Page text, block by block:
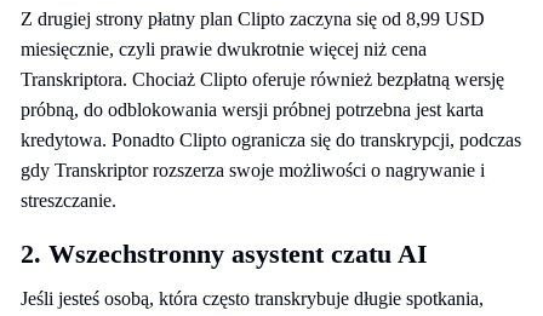
Z drugiej strony płatny plan Clipto zaczyna się od 8,99 USD
miesięcznie, czyli prawie dwukrotnie więcej niż cena
Transkriptora. Chociaż Clipto oferuje również bezpłatną wersję
próbną, do odblokowania wersji próbnej potrzebna jest karta
kredytowa. Ponadto Clipto ogranicza się do transkrypcji, podczas
gdy Transkriptor rozszerza swoje możliwości o nagrywanie i
streszczanie.
2. Wszechstronny asystent czatu AI
Jeśli jesteś osobą, która często transkrybuje długie spotkania,